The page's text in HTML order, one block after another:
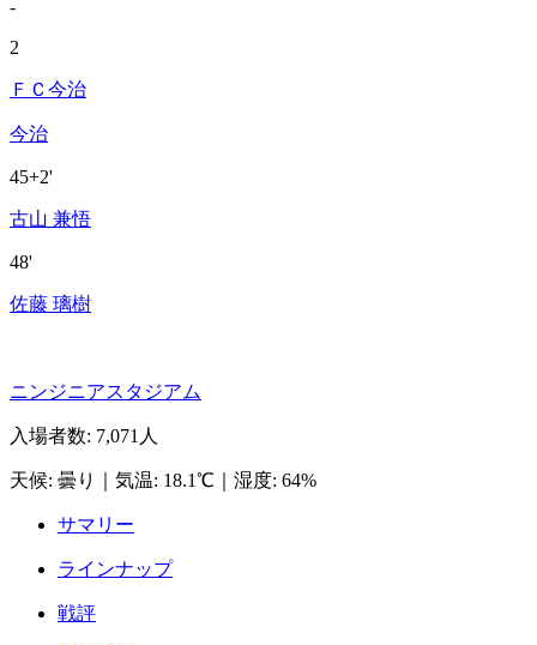
-
2
ＦＣ今治
今治
45+2'
古山 兼悟
48'
佐藤 璃樹
ニンジニアスタジアム
入場者数: 7,071人
天候: 曇り 気温: 18.1℃ 湿度: 64%
サマリー
ラインナップ
戦評